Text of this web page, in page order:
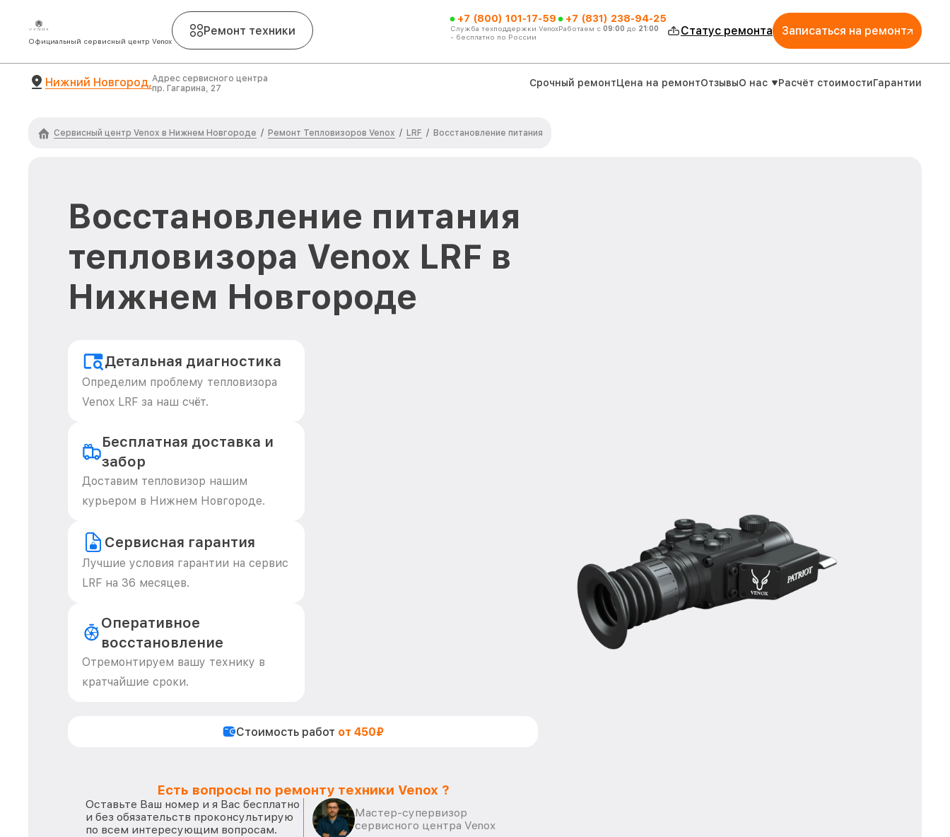
Официальный сервисный центр Venox
Ремонт техники
+7 (800) 101-17-59
Служба техподдержки Venox
- бесплатно по России
+7 (831) 238-94-25
Работаем с 09:00 до 21:00 Статус ремонта Записаться на ремонт
Нижний Новгород,Адрес сервисного центра
пр. Гагарина, 27
Срочный ремонтЦена на ремонтОтзывыО нас Расчёт стоимостиГарантии
Сервисный центр Venox в Нижнем Новгороде / Ремонт Тепловизоров Venox / LRF / Восстановление питания
Восстановление питания
тепловизора Venox LRF в
Нижнем Новгороде
Детальная диагностика
Определим проблему тепловизора
Venox LRF за наш счёт.
Бесплатная доставка и
забор
Доставим тепловизор нашим
курьером в Нижнем Новгороде.
Сервисная гарантия
Лучшие условия гарантии на сервис
LRF на 36 месяцев.
Оперативное
восстановление
Отремонтируем вашу технику в
кратчайшие сроки.
Стоимость работ от 450₽
Есть вопросы по ремонту техники Venox ?
Оставьте Ваш номер и я Вас бесплатно
и без обязательств проконсультирую
по всем интересующим вопросам.
Мастер-супервизор
сервисного центра Venox